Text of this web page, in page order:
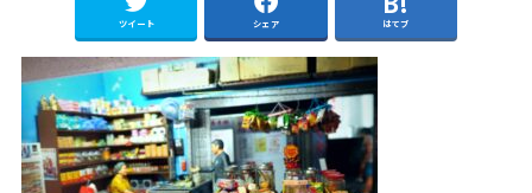
ツイート シェア はてブ